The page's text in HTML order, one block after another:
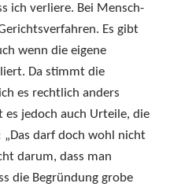
ich verliere. Bei Mensch-
Es gibt
wenn die eigene
Da stimmt die
es rechtlich anders
jedoch auch Urteile, die
darf doch wohl nicht
darum, dass man
die Begründung grobe